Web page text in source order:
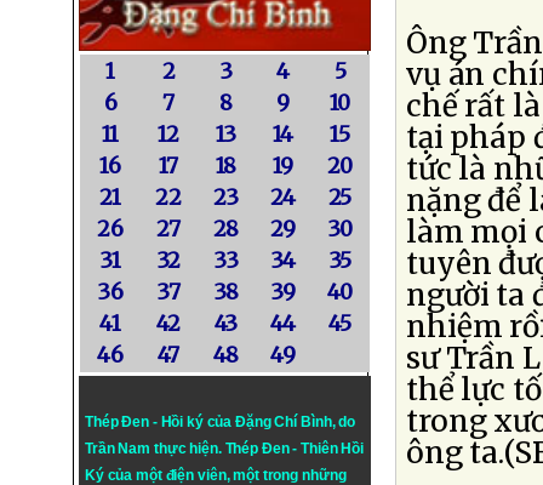
1 2 3 4
5
6
7 8 9
10
11
12 13 14
15
16
17 18 19
20
21
22 23 24
25
26
27 28 29
30
31
32 33 34
35
36
37 38 39
40
41
42 43 44
45
46
47 48 49
Thép Đen - Hồi ký của Đặng Chí Bình, do
Trần Nam thực hiện. Thép Đen- Thiên Hồi
Ký của một điện viên, một trong những
Ông
vụ án
chế rất
tại pháp
tức là
nặng để
làm mọi
tuyên
người ta
nhiệm
sư Trần
thể lực
trong
ông